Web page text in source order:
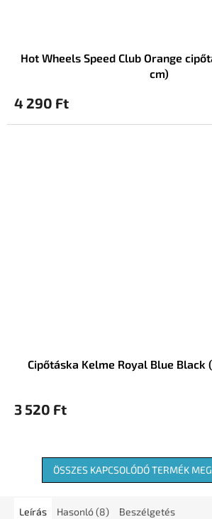
Hot Wheels Speed ​​Club Orange
cm)
4 290 Ft
Cipőtáska Kelme Royal Blue Black
3 520 Ft
ÖSSZES KAPCSOLÓDÓ TERMÉK
Leírás Hasonló (8) Beszélgetés